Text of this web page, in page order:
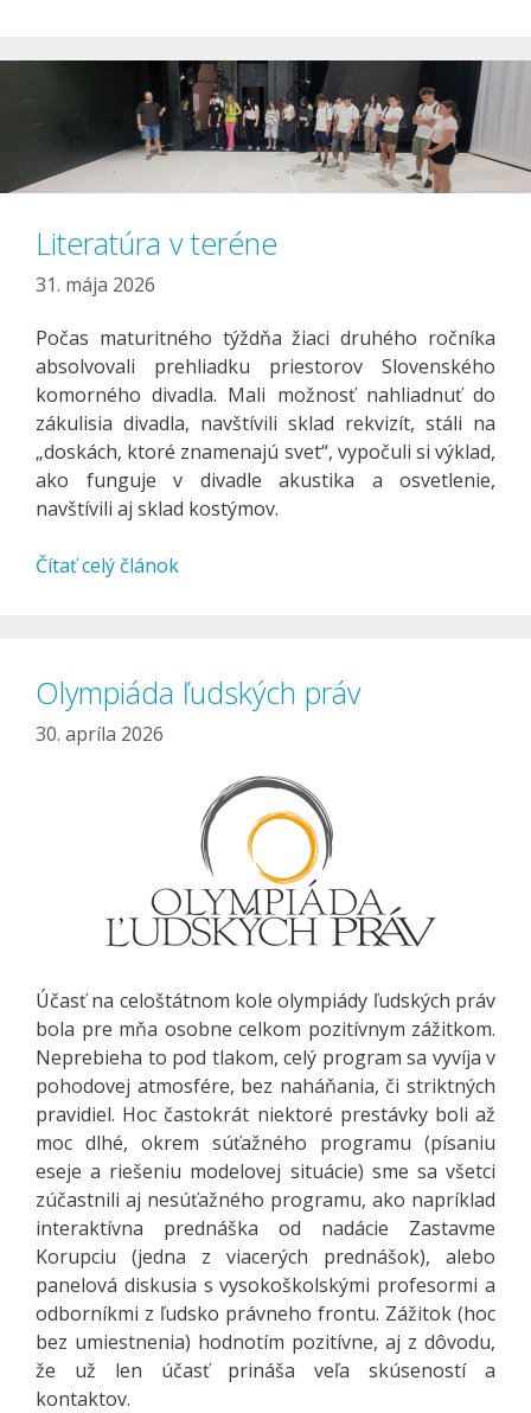
Literatúra v teréne
31. mája 2026
Počas maturitného týždňa žiaci druhého ročníka
absolvovali prehliadku priestorov Slovenského
komorného divadla. Mali možnosť nahliadnuť do
zákulisia divadla, navštívili sklad rekvizít, stáli na
„doskách, ktoré znamenajú svet“, vypočuli si výklad,
ako funguje v divadle akustika a osvetlenie,
navštívili aj sklad kostýmov.
Čítať celý článok
Olympiáda ľudských práv
30. apríla 2026
Účasť na celoštátnom kole olympiády ľudských práv
bola pre mňa osobne celkom pozitívnym zážitkom.
Neprebieha to pod tlakom, celý program sa vyvíja v
pohodovej atmosfére, bez naháňania, či striktných
pravidiel. Hoc častokrát niektoré prestávky boli až
moc dlhé, okrem súťažného programu (písaniu
eseje a riešeniu modelovej situácie) sme sa všetci
zúčastnili aj nesúťažného programu, ako napríklad
interaktívna prednáška od nadácie Zastavme
Korupciu (jedna z viacerých prednášok), alebo
panelová diskusia s vysokoškolskými profesormi a
odborníkmi z ľudsko právneho frontu. Zážitok (hoc
bez umiestnenia) hodnotím pozitívne, aj z dôvodu,
že už len účasť prináša veľa skúseností a
kontaktov.